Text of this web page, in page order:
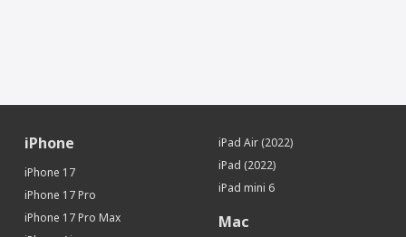
iPhone
iPhone 17
iPhone 17 Pro
iPhone 17 Pro Max
iPad Air (2022)
iPad (2022)
iPad mini 6
Mac